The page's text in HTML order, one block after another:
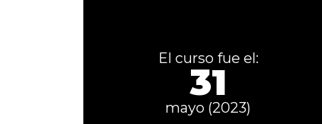
El curso fue el:
31
mayo (2023)